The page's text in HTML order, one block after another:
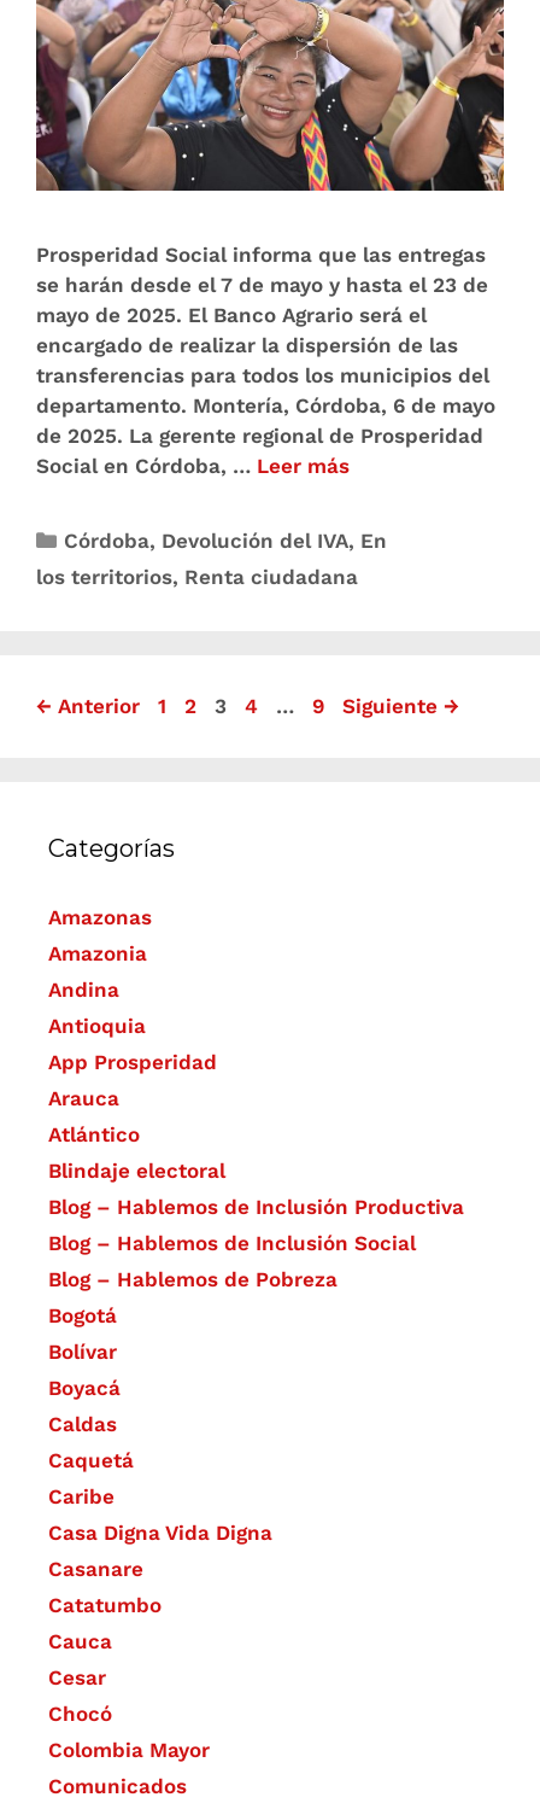
Prosperidad Social informa que las entregas
se harán desde el 7 de mayo y hasta el 23 de
mayo de 2025. El Banco Agrario será el
encargado de realizar la dispersión de las
transferencias para todos los municipios del
departamento. Montería, Córdoba, 6 de mayo
de 2025. La gerente regional de Prosperidad
Social en Córdoba, … Leer más
Córdoba, Devolución del IVA, En
los territorios, Renta ciudadana
← Anterior 1 2 3 4 … 9 Siguiente →
Categorías
Amazonas
Amazonia
Andina
Antioquia
App Prosperidad
Arauca
Atlántico
Blindaje electoral
Blog – Hablemos de Inclusión Productiva
Blog – Hablemos de Inclusión Social
Blog – Hablemos de Pobreza
Bogotá
Bolívar
Boyacá
Caldas
Caquetá
Caribe
Casa Digna Vida Digna
Casanare
Catatumbo
Cauca
Cesar
Chocó
Colombia Mayor
Comunicados